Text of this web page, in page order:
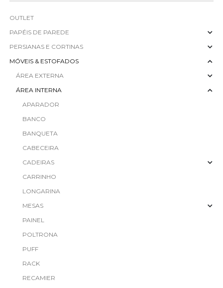
OUTLET
PAPÉIS DE PAREDE
PERSIANAS E CORTINAS
MÓVEIS & ESTOFADOS
ÁREA EXTERNA
ÁREA INTERNA
APARADOR
BANCO
BANQUETA
CABECEIRA
CADEIRAS
CARRINHO
LONGARINA
MESAS
PAINEL
POLTRONA
PUFF
RACK
RECAMIER